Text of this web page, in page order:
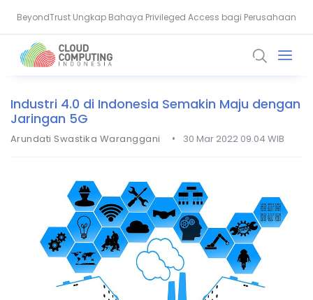
BeyondTrust Ungkap Bahaya Privileged Access bagi Perusahaan
BSSN: Komputer Kuantum Ancam Enkripsi, Saatnya Beralih ke PQC
Industri 4.0 di Indonesia Semakin Maju dengan
Jaringan 5G
Arundati Swastika Waranggani • 30 Mar 2022 09.04 WIB